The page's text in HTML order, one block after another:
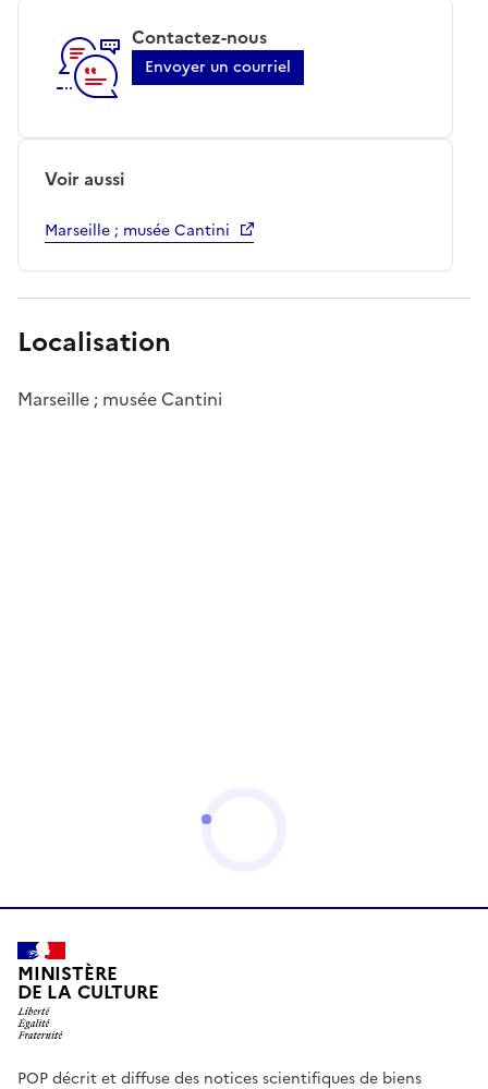
Contactez-nous
Envoyer un courriel
Voir aussi
Marseille ; musée Cantini
Localisation
Marseille ; musée Cantini
MINISTÈRE
DE LA CULTURE
POP décrit et diffuse des notices scientifiques de biens